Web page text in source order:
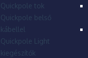
Quickpole tok
Quickpole belső
kábellel
Quickpole Light
kiegészítők